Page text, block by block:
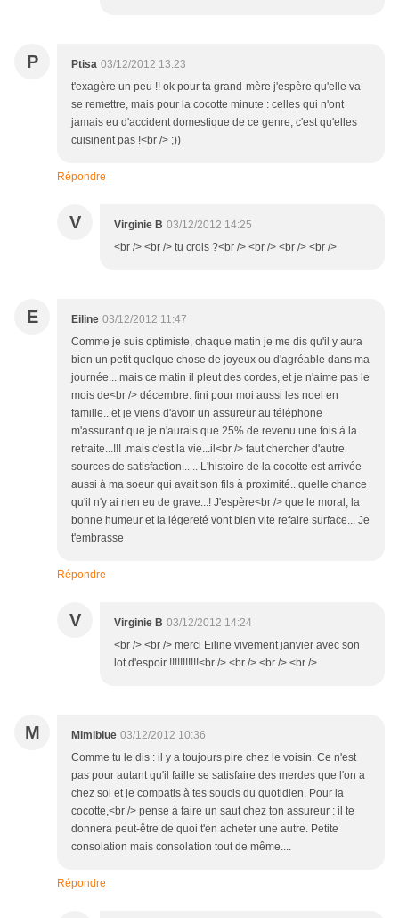
P Ptisa 03/12/2012 13:23
t'exagère un peu !! ok pour ta grand-mère j'espère qu'elle va
se remettre, mais pour la cocotte minute : celles qui n'ont
jamais eu d'accident domestique de ce genre, c'est qu'elles
cuisinent pas !<br /> ;))
Répondre
V Virginie B 03/12/2012 14:25
<br /> <br /> tu crois ?<br /> <br /> <br /> <br />
E Eiline 03/12/2012 11:47
Comme je suis optimiste, chaque matin je me dis qu'il y aura
bien un petit quelque chose de joyeux ou d'agréable dans ma
journée... mais ce matin il pleut des cordes, et je n'aime pas le
mois de<br /> décembre. fini pour moi aussi les noel en
famille.. et je viens d'avoir un assureur au téléphone
m'assurant que je n'aurais que 25% de revenu une fois à la
retraite...!!! .mais c'est la vie...il<br /> faut chercher d'autre
sources de satisfaction... .. L'histoire de la cocotte est arrivée
aussi à ma soeur qui avait son fils à proximité.. quelle chance
qu'il n'y ai rien eu de grave...! J'espère<br /> que le moral, la
bonne humeur et la légereté vont bien vite refaire surface... Je
t'embrasse
Répondre
V Virginie B 03/12/2012 14:24
<br /> <br /> merci Eiline vivement janvier avec son
lot d'espoir !!!!!!!!!!!<br /> <br /> <br /> <br />
M Mimiblue 03/12/2012 10:36
Comme tu le dis : il y a toujours pire chez le voisin. Ce n'est
pas pour autant qu'il faille se satisfaire des merdes que l'on a
chez soi et je compatis à tes soucis du quotidien. Pour la
cocotte,<br /> pense à faire un saut chez ton assureur : il te
donnera peut-être de quoi t'en acheter une autre. Petite
consolation mais consolation tout de même....
Répondre